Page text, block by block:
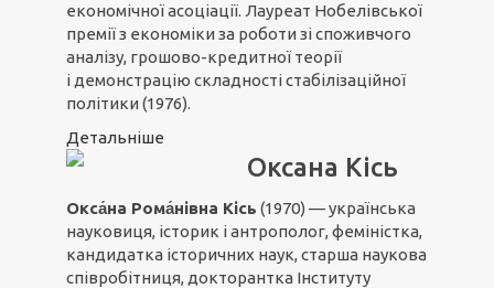
економічної асоціації. Лауреат Нобелівської
премії з економіки за роботи зі споживчого
аналізу, грошово-кредитної теорії
і демонстрацію складності стабілізаційної
політики (1976).
Детальніше
Оксана Кісь
Окса́на Рома́нівна Кісь (1970) — українська
науковиця, історик і антрополог, феміністка,
кандидатка історичних наук, старша наукова
співробітниця, докторантка Інституту